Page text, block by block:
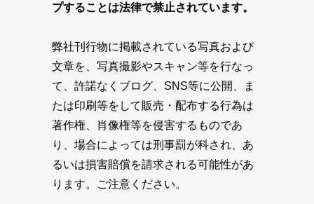
プすることは法律で禁止されています。
弊社刊行物に掲載されている写真および
文章を、写真撮影やスキャン等を行なっ
て、許諾なくブログ、SNS等に公開、ま
たは印刷等をして販売・配布する行為は
著作権、肖像権等を侵害するものであ
り、場合によっては刑事罰が科され、あ
るいは損害賠償を請求される可能性があ
ります。ご注意ください。